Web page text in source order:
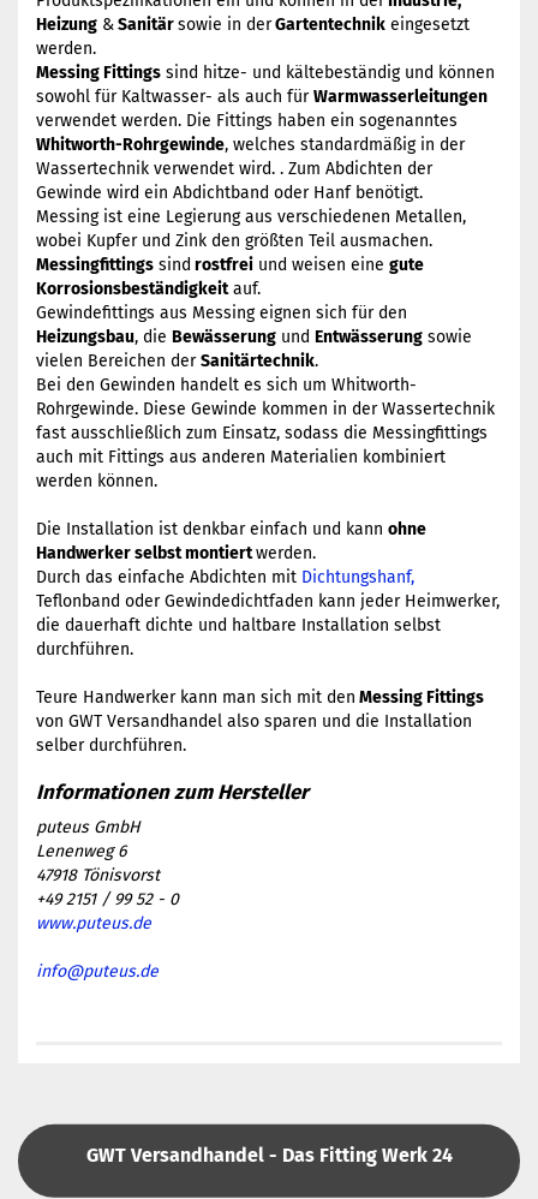
Heizung &Sanitärsowie in derGartentechnik eingesetzt
werden.
Messing Fittings sind hitze- und kältebeständig und können
sowohl für Kaltwasser- als auch fürWarmwasserleitungen
verwendet werden. Die Fittings haben ein sogenanntes
Whitworth-Rohrgewinde, welches standardmäßig in der
Wassertechnik verwendet wird. . Zum Abdichten der
Gewinde wird ein Abdichtband oder Hanf benötigt.
Messing ist eine Legierung aus verschiedenen Metallen,
wobei Kupfer und Zink den größten Teil ausmachen.
Messingfittings sind rostfrei und weisen eine gute
Korrosionsbeständigkeitauf.
Gewindefittings aus Messing eignen sich für den
Heizungsbau, die Bewässerung und Entwässerung sowie
vielen Bereichen derSanitärtechnik.
Bei den Gewinden handelt es sich um Whitworth-
Rohrgewinde. Diese Gewinde kommen in der Wassertechnik
fast ausschließlich zum Einsatz, sodass die Messingfittings
auch mit Fittings aus anderen Materialien kombiniert
werden können.
Die Installation ist denkbar einfach und kann ohne
Handwerker selbst montiertwerden.
Durch das einfache Abdichten mit Dichtungshanf,
Teflonband oder Gewindedichtfaden kann jeder Heimwerker,
die dauerhaft dichte und haltbare Installation selbst
durchführen.
​Teure Handwerker kann man sich mit den Messing Fittings
von GWT Versandhandel also sparen und die Installation
selber durchführen.
puteus GmbH
Lenenweg 6
47918 Tönisvorst
+49 2151 / 99 52 - 0
www.puteus.de
info@puteus.de
GWT Versandhandel - Das Fitting Werk 24